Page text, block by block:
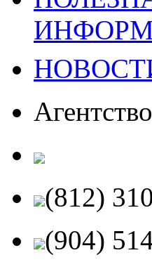
(812)
(904)